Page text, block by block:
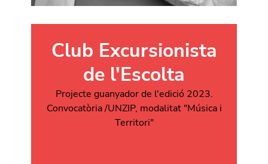
Club Excursionista
de l'Escolta
Projecte guanyador de l'edició 2023.
Convocatòria /UNZIP, modalitat "Música i
Territori"